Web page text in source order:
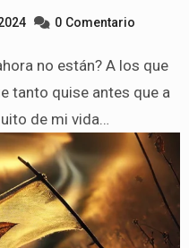
0 Comentario
tanto quise antes que a
de mi vida…